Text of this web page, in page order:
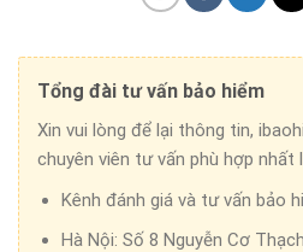
Tổng đài tư vấn bảo hiểm
Xin vui lòng để lại thông tin,
chuyên viên tư vấn phù hợp
Kênh đánh giá và tư vấn bảo
Hà Nội: Số 8 Nguyễn Cơ